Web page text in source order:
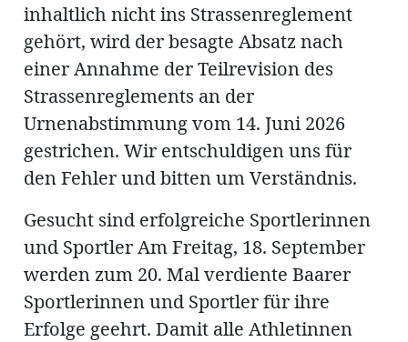
inhaltlich nicht ins Strassenreglement
gehört, wird der besagte Absatz nach
einer Annahme der Teilrevision des
Strassenreglements an der
Urnenabstimmung vom 14. Juni 2026
gestrichen. Wir entschuldigen uns für
den Fehler und bitten um Verständnis.
Gesucht sind erfolgreiche Sportlerinnen
und Sportler Am Freitag, 18. September
werden zum 20. Mal verdiente Baarer
Sportlerinnen und Sportler für ihre
Erfolge geehrt. Damit alle Athletinnen